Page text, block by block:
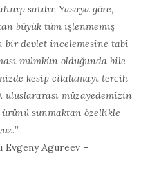
satılır. Yasaya göre,
büyük tüm işlenmemiş
devlet incelemesine tabi
mümkün olduğunda bile
kesip cilalamayı tercih
uluslararası müzayedemizin
sunmaktan özellikle
”
Evgeny Agureev –